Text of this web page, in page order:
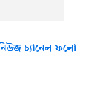
চ্যানেল ফলো